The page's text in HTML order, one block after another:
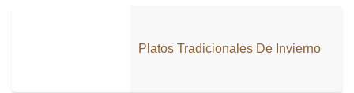
Platos Tradicionales De Invierno